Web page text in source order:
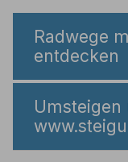
Radwege
entdecken
Umsteigen